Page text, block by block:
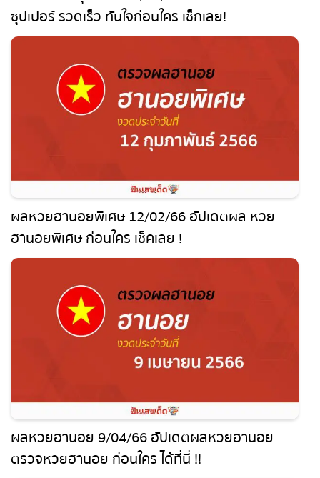
ซุปเปอร์ รวดเร็ว ทันใจก่อนใคร เช็กเลย!
ผลหวยฮานอยพิเศษ 12/02/66 อัปเดตผล หวย
ฮานอยพิเศษ ก่อนใคร เช็คเลย !
ผลหวยฮานอย 9/04/66 อัปเดตผลหวยฮานอย
ตรวจหวยฮานอย ก่อนใคร ได้ที่นี่ !!